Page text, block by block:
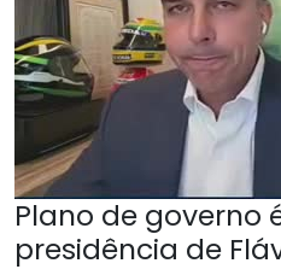
Plano de governo
presidência de